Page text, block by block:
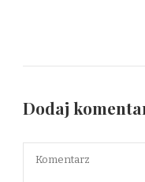
Dodaj